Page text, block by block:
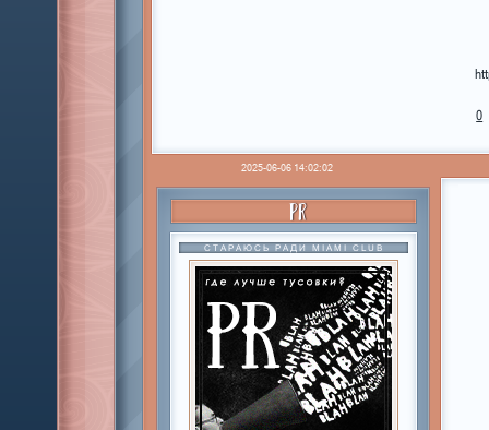
0
2025-06-06 14:02:02
PR
СТАРАЮСЬ РАДИ MIAMI CLUB